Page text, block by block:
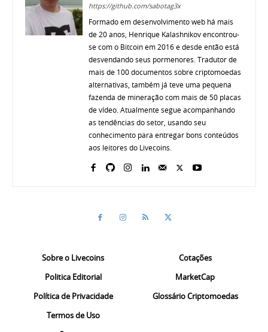
https://github.com/sabotag3x
Formado em desenvolvimento web há mais
de 20 anos, Henrique Kalashnikov encontrou-
se com o Bitcoin em 2016 e desde então está
desvendando seus pormenores. Tradutor de
mais de 100 documentos sobre criptomoedas
alternativas, também já teve uma pequena
fazenda de mineração com mais de 50 placas
de vídeo. Atualmente segue acompanhando
as tendências do setor, usando seu
conhecimento para entregar bons conteúdos
aos leitores do Livecoins.
Sobre o Livecoins
Politica Editorial
Política de Privacidade
Termos de Uso
Cotações
MarketCap
Glossário Criptomoedas